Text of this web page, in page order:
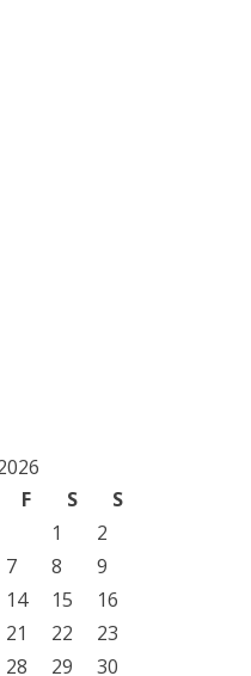
F S
S
1
2
7 8
9
14 15
16
21 22
23
28 29
30